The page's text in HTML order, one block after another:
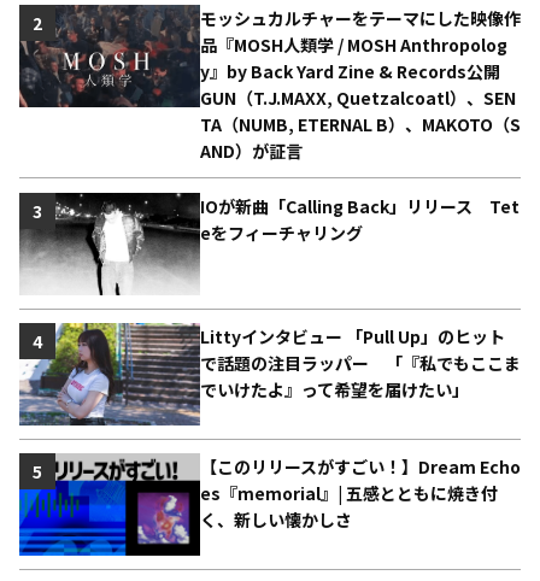
モッシュカルチャーをテーマにした映像作
品『MOSH人類学 / MOSH Anthropolog
y』by Back Yard Zine & Records公開
GUN（T.J.MAXX, Quetzalcoatl）、SEN
TA（NUMB, ETERNAL B）、MAKOTO（S
AND）が証言
2
IOが新曲「Calling Back」リリース Tet
eをフィーチャリング
3
Littyインタビュー 「Pull Up」のヒット
で話題の注目ラッパー 「『私でもここま
でいけたよ』って希望を届けたい」
4
【このリリースがすごい！】Dream Echo
es『memorial』| 五感とともに焼き付
く、新しい懐かしさ
5